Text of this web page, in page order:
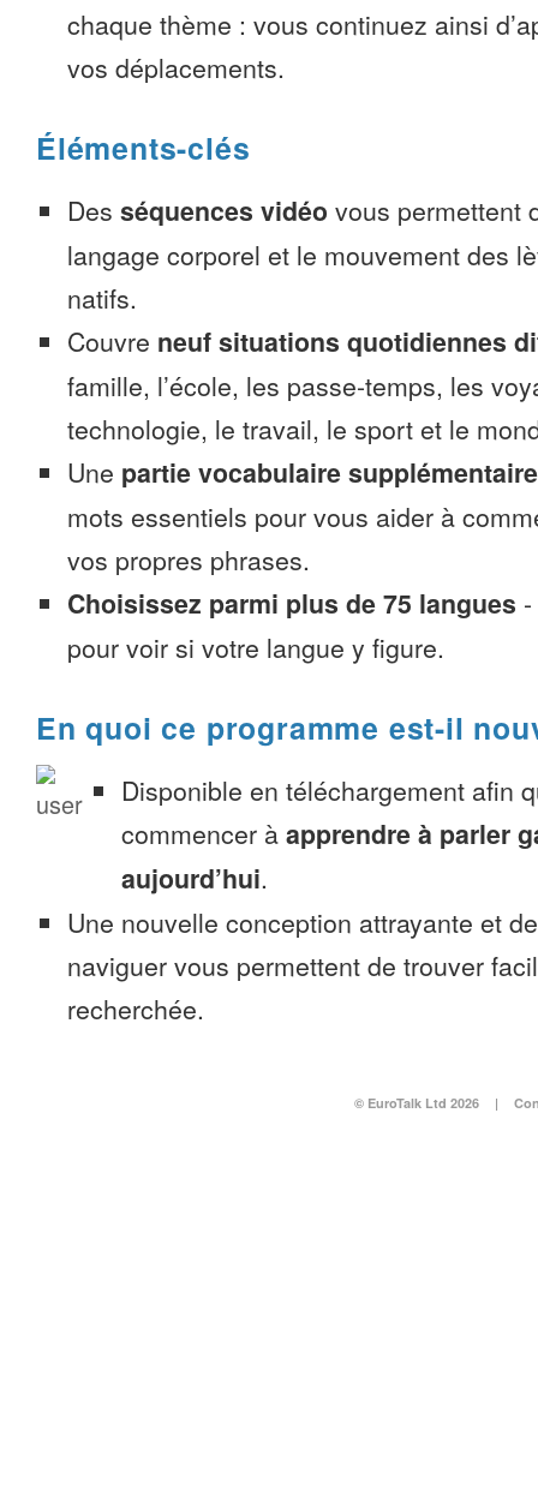
chaque thème : vous continuez ainsi
vos déplacements.
Éléments-clés
Des séquences vidéo vous permettent
langage corporel et le mouvement des
natifs.
Couvre neuf situations quotidiennes
famille, l’école, les passe-temps, les
technologie, le travail, le sport et le
Une partie vocabulaire supplémentaire
mots essentiels pour vous aider à
vos propres phrases.
Choisissez parmi plus de 75 langues -
pour voir si votre langue y figure.
En quoi ce programme est-il
Disponible en téléchargement afin
commencer à apprendre à parler
aujourd’hui.
Une nouvelle conception attrayante et
naviguer vous permettent de trouver
recherchée.
© EuroTalk Ltd 2026 |